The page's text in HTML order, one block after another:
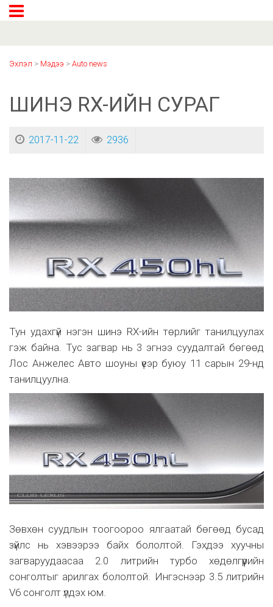
Эхлэл > Мэдээ > Auto news
ШИНЭ RX-ИЙН СУРАГ
2017-11-22 2936
Тун удахгүй нэгэн шинэ RX-ийн төрлийг танилцуулах
гэж байна. Тус загвар нь 3 эгнээ суудалтай бөгөөд
Лос Анжелес Авто шоуны үеэр буюу 11 сарын 29-нд
танилцуулна.
Зөвхөн суудлын тоогоороо ялгаатай бөгөөд бусад
зүйлс нь хэвээрээ байх бололтой. Гэхдээ хуучны
загваруудаасаа 2.0 литрийн турбо хөдөлгүүрийн
сонголтыг арилгах бололтой. Ингэснээр 3.5 литрийн
V6 сонголт үлдэх юм.